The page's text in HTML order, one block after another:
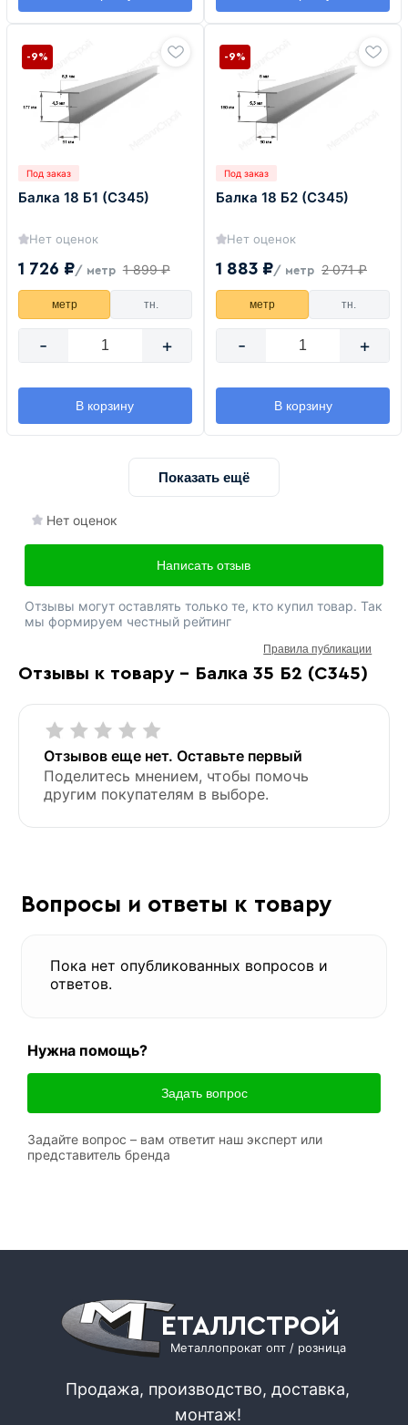
Под заказ
Балка 18 Б1 (С345)
Нет оценок
1 726 ₽/ метр 1 899 ₽
-9%
метр тн.
- +
В корзину
Под заказ
Балка 18 Б2 (С345)
Нет оценок
1 883 ₽/ метр 2 071 ₽
-9%
метр тн.
- +
В корзину
Показать ещё
Отзывы к товару - Балка 35 Б2 (С345)
Отзывов еще нет. Оставьте первый
Поделитесь мнением, чтобы помочь
другим покупателям в выборе.
Нет оценок
Написать отзыв
Отзывы могут оставлять только те, кто купил товар. Так
мы формируем честный рейтинг
Правила публикации
Вопросы и ответы к товару
Пока нет опубликованных вопросов и
ответов.
Нужна помощь?
Задать вопрос
Задайте вопрос – вам ответит наш эксперт или
представитель бренда
ЕТАЛЛСТРОЙ
Металлопрокат опт / розница
Продажа, производство, доставка,
монтаж!